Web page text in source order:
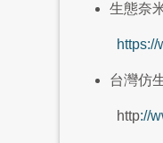
生態奈
台灣仿
http://